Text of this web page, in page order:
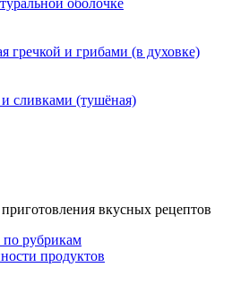
гречкой и грибами (в духовке)
сливками (тушёная)
вкусных рецептов
по рубрикам
продуктов